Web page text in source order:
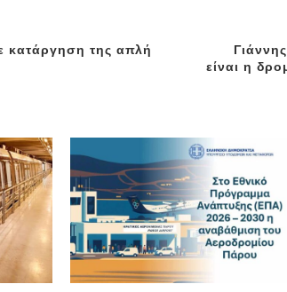
κατάργηση της απλή
είναι η